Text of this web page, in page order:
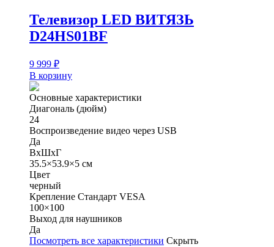
Телевизор LED ВИТЯЗЬ
D24HS01BF
9 999 ₽
В корзину
Основные характеристики
Диагональ (дюйм)
24
Воспроизведение видео через USB
Да
ВхШхГ
35.5×53.9×5 см
Цвет
черный
Крепление Стандарт VESA
100×100
Выход для наушников
Да
Посмотреть все характеристики Скрыть